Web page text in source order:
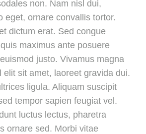
non. Nam nisl dui,
eget, ornare convallis tortor.
dictum erat. Sed congue
maximus ante posuere
justo. Vivamus magna
elit sit amet, laoreet gravida dui.
ligula. Aliquam suscipit
tempor sapien feugiat vel.
luctus lectus, pharetra
ornare sed. Morbi vitae